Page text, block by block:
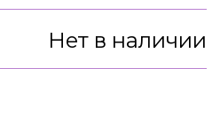
Нет в наличии